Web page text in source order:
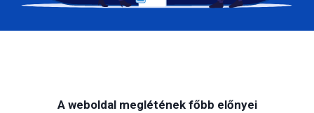
A weboldal meglétének főbb előnyei